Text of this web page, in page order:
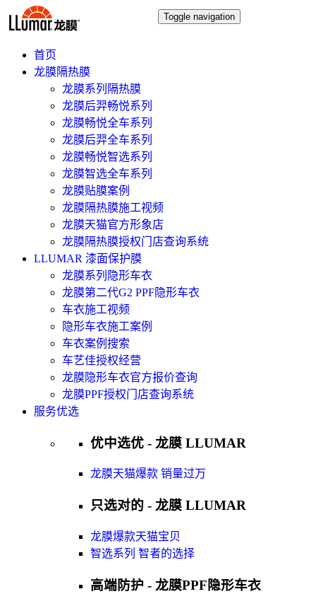
Toggle navigation
首页
龙膜隔热膜
龙膜系列隔热膜
龙膜后羿畅悦系列
龙膜畅悦全车系列
龙膜后羿全车系列
龙膜畅悦智选系列
龙膜智选全车系列
龙膜贴膜案例
龙膜隔热膜施工视频
龙膜天猫官方形象店
龙膜隔热膜授权门店查询系统
LLUMAR 漆面保护膜
龙膜系列隐形车衣
龙膜第二代G2 PPF隐形车衣
车衣施工视频
隐形车衣施工案例
车衣案例搜索
车艺佳授权经营
龙膜隐形车衣官方报价查询
龙膜PPF授权门店查询系统
服务优选
优中选优 - 龙膜 LLUMAR
龙膜天猫爆款 销量过万
只选对的 - 龙膜 LLUMAR
龙膜爆款天猫宝贝
智选系列 智者的选择
高端防护 - 龙膜PPF隐形车衣